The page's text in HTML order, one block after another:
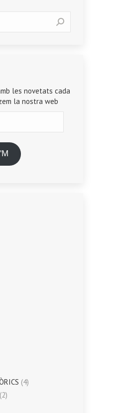
les novetats cada
la nostra web
(4)
(2)